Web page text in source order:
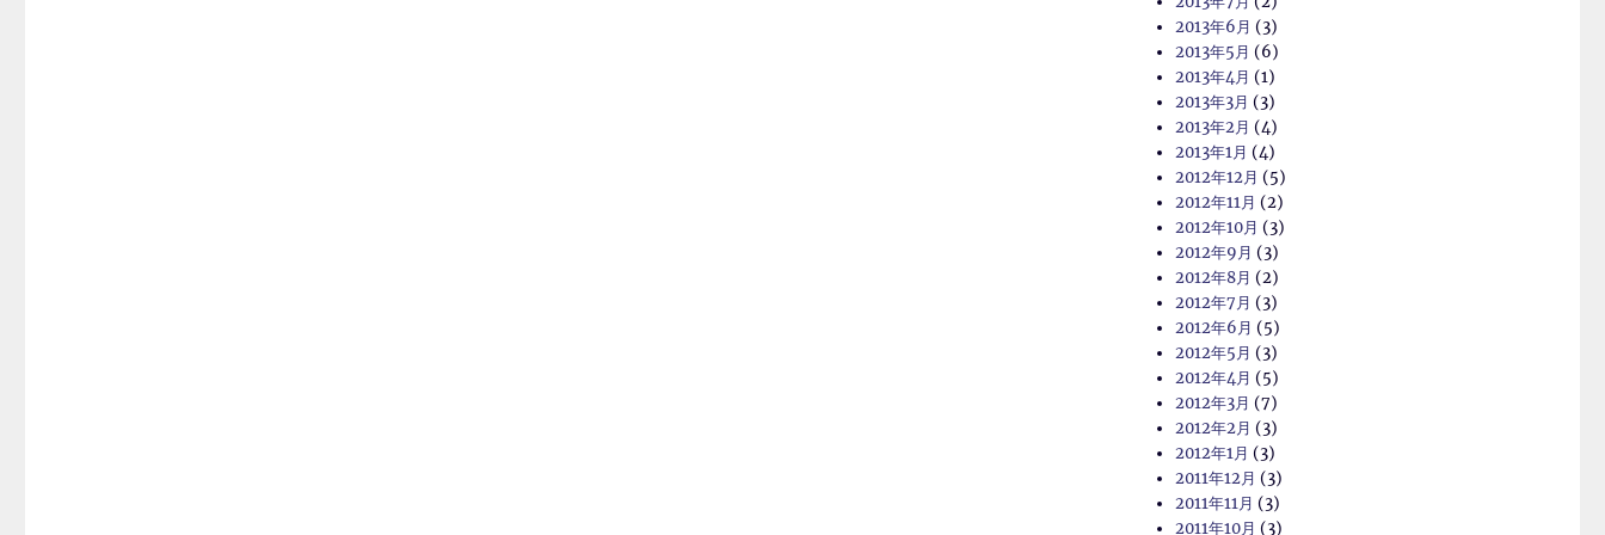
2013年6月 (3)
2013年5月 (6)
2013年4月 (1)
2013年3月 (3)
2013年2月 (4)
2013年1月 (4)
2012年12月 (5)
2012年11月 (2)
2012年10月 (3)
2012年9月 (3)
2012年8月 (2)
2012年7月 (3)
2012年6月 (5)
2012年5月 (3)
2012年4月 (5)
2012年3月 (7)
2012年2月 (3)
2012年1月 (3)
2011年12月 (3)
2011年11月 (3)
2011年10月 (3)